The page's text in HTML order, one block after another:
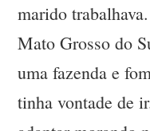
marido
Mato Grosso do
uma fazenda e
tinha vontade de